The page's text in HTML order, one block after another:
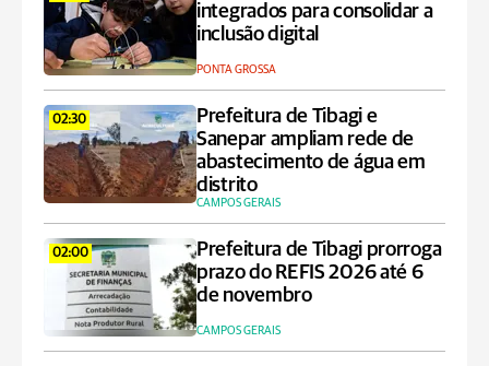
integrados para consolidar a
inclusão digital
PONTA GROSSA
02:30
Prefeitura de Tibagi e
Sanepar ampliam rede de
abastecimento de água em
distrito
CAMPOS GERAIS
02:00
Prefeitura de Tibagi prorroga
prazo do REFIS 2026 até 6
de novembro
CAMPOS GERAIS